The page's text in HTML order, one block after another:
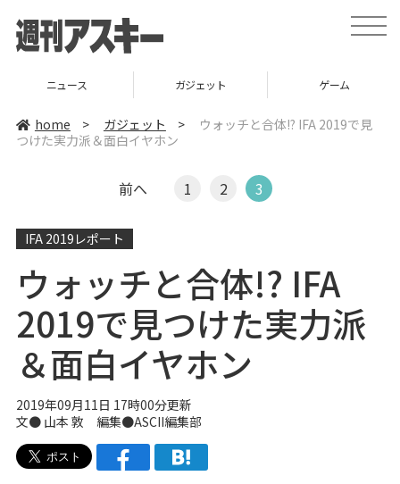
t
o
v
ニュース ガジェット ゲーム
home > ガジェット >
ウォッチと合体!? IFA 2019で見
つけた実力派＆面白イヤホン
前へ 1 2 3
IFA 2019レポート
ウォッチと合体!? IFA
2019で見つけた実力派
＆面白イヤホン
2019年09月11日 17時00分更新
文● 山本 敦 編集●ASCII編集部